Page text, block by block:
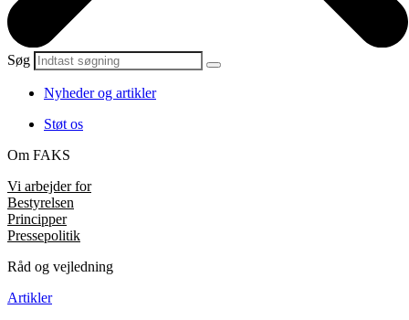
Søg
Nyheder og artikler
Støt os
Om FAKS
Vi arbejder for
Bestyrelsen
Principper
Pressepolitik
Råd og vejledning
Artikler